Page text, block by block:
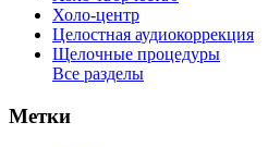
Холо-центр
Целостная аудиокоррекция
Щелочные процедуры
Все разделы
Метки